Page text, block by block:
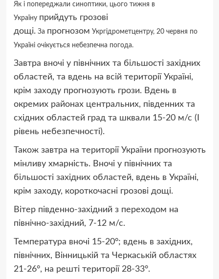
Як і попереджали синоптики, цього тижня в
Україну прийдуть грозові
дощі. За прогнозом Укргідрометцентру, 20 червня по
Україні очікується небезпечна погода.
Завтра вночі у північних та більшості західних
областей, та вдень на всій території Україні,
крім заходу прогнозують грози. Вдень в
окремих районах центральних, південних та
східних областей град та шквали 15-20 м/с (I
рівень небезпечності).
Також завтра на території України прогнозують
мінливу хмарність. Вночі у північних та
більшості західних областей, вдень в Україні,
крім заходу, короткочасні грозові дощі.
Вітер південно-західний з переходом на
північно-західний, 7-12 м/с.
Температура вночі 15-20°; вдень в західних,
північних, Вінницькій та Черкаській областях
21-26°, на решті території 28-33°.